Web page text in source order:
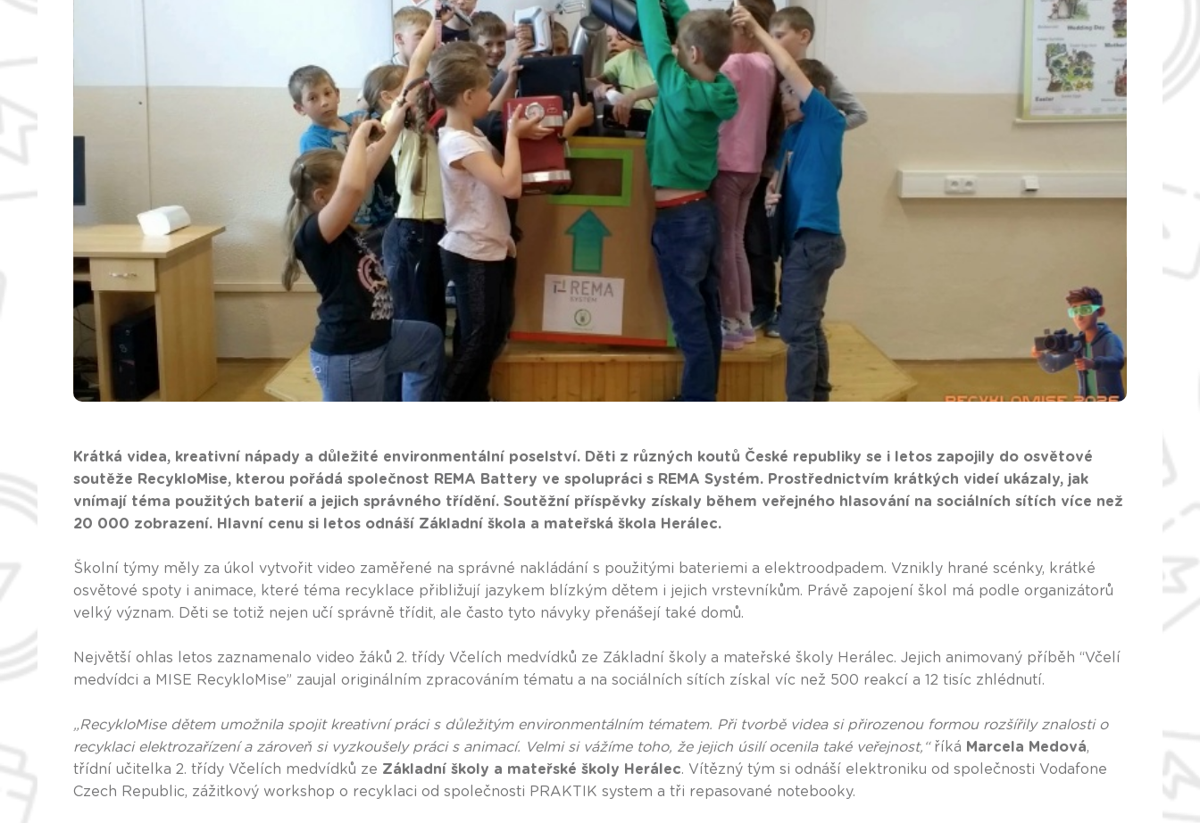
Krátká videa, kreativní nápady a důležité environmentální poselství. Děti z různých koutů České republiky se i letos zapojily do osvětové
soutěže RecykloMise, kterou pořádá společnost REMA Battery ve spolupráci s REMA Systém. Prostřednictvím krátkých videí ukázaly, jak
vnímají téma použitých baterií a jejich správného třídění. Soutěžní příspěvky získaly během veřejného hlasování na sociálních sítích více než
20 000 zobrazení. Hlavní cenu si letos odnáší Základní škola a mateřská škola Herálec.
Školní týmy měly za úkol vytvořit video zaměřené na správné nakládání s použitými bateriemi a elektroodpadem. Vznikly hrané scénky, krátké
osvětové spoty i animace, které téma recyklace přibližují jazykem blízkým dětem i jejich vrstevníkům. Právě zapojení škol má podle organizátorů
velký význam. Děti se totiž nejen učí správně třídit, ale často tyto návyky přenášejí také domů.
Největší ohlas letos zaznamenalo video žáků 2. třídy Včelích medvídků ze Základní školy a mateřské školy Herálec. Jejich animovaný příběh “Včelí
medvídci a MISE RecykloMise” zaujal originálním zpracováním tématu a na sociálních sítích získal víc než 500 reakcí a 12 tisíc zhlédnutí.
„RecykloMise dětem umožnila spojit kreativní práci s důležitým environmentálním tématem. Při tvorbě videa si přirozenou formou rozšířily znalosti o
recyklaci elektrozařízení a zároveň si vyzkoušely práci s animací. Velmi si vážíme toho, že jejich úsilí ocenila také veřejnost,“říká Marcela Medová,
třídní učitelka 2. třídy Včelích medvídků ze Základní školy a mateřské školy Herálec. Vítězný tým si odnáší elektroniku od společnosti Vodafone
Czech Republic, zážitkový workshop o recyklaci od společnosti PRAKTIK system a tři repasované notebooky.